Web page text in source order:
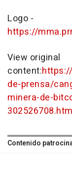
Logo -
https://
View original
content:
de-prensa/
minera-de-
Contenido